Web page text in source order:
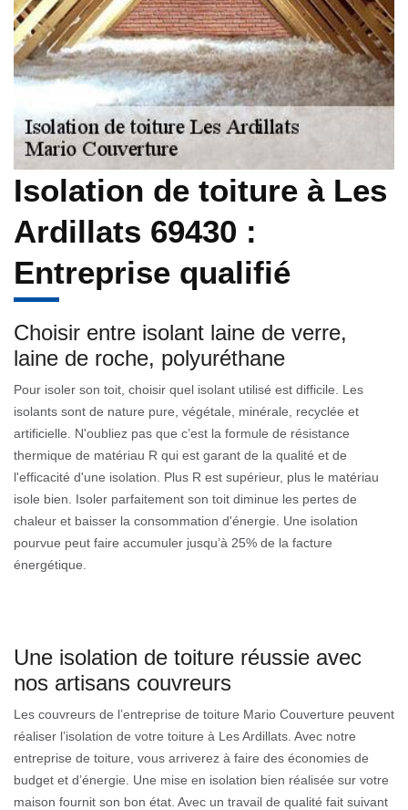
Isolation de toiture à Les
Ardillats 69430 :
Entreprise qualifié
Choisir entre isolant laine de verre,
laine de roche, polyuréthane
Pour isoler son toit, choisir quel isolant utilisé est difficile. Les
isolants sont de nature pure, végétale, minérale, recyclée et
artificielle. N'oubliez pas que c’est la formule de résistance
thermique de matériau R qui est garant de la qualité et de
l'efficacité d'une isolation. Plus R est supérieur, plus le matériau
isole bien. Isoler parfaitement son toit diminue les pertes de
chaleur et baisser la consommation d'énergie. Une isolation
pourvue peut faire accumuler jusqu’à 25% de la facture
énergétique.
Une isolation de toiture réussie avec
nos artisans couvreurs
Les couvreurs de l’entreprise de toiture Mario Couverture peuvent
réaliser l’isolation de votre toiture à Les Ardillats. Avec notre
entreprise de toiture, vous arriverez à faire des économies de
budget et d’énergie. Une mise en isolation bien réalisée sur votre
maison fournit son bon état. Avec un travail de qualité fait suivant